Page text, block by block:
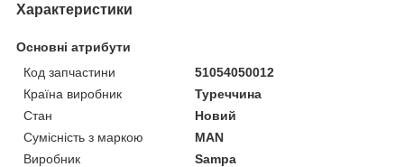
Характеристики
Основні атрибути
Код запчастини
51054050012
Країна виробник
Туреччина
Стан
Новий
Сумісність з маркою
MAN
Виробник
Sampa